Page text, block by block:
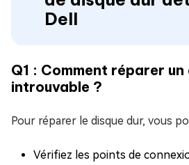
Dell
Q1 : Comment réparer un
introuvable ?
Pour réparer le disque dur, vous
Vérifiez les points de